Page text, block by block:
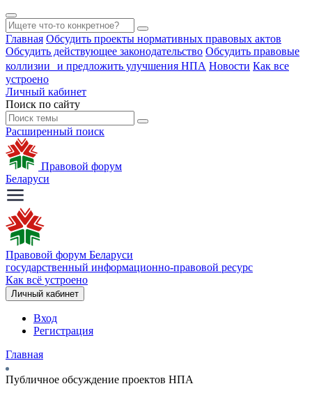
Главная Обсудить проекты нормативных правовых актов
Обсудить действующее законодательство Обсудить правовые
коллизии и предложить улучшения НПА Новости Как все
устроено
Личный кабинет
Поиск по сайту
Расширенный поиск
Правовой форум
Беларуси
Правовой форум Беларуси
государственный информационно-правовой ресурс
Как всё устроено
Личный кабинет
Вход
Регистрация
Главная
Публичное обсуждение проектов НПА